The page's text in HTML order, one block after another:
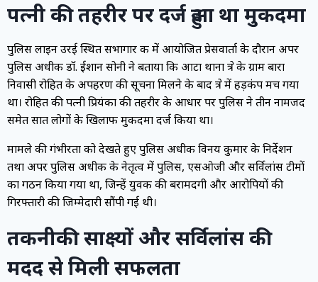
पत्नी की तहरीर पर दर्ज हुआ था मुकदमा
पुलिस लाइन उरई स्थित सभागार कक्ष में आयोजित प्रेसवार्ता के दौरान अपर
पुलिस अधीक्षक डॉ. ईशान सोनी ने बताया कि आटा थाना क्षेत्र के ग्राम बारा
निवासी रोहित के अपहरण की सूचना मिलने के बाद क्षेत्र में हड़कंप मच गया
था। रोहित की पत्नी प्रियंका की तहरीर के आधार पर पुलिस ने तीन नामजद
समेत सात लोगों के खिलाफ मुकदमा दर्ज किया था।
मामले की गंभीरता को देखते हुए पुलिस अधीक्षक विनय कुमार के निर्देशन
तथा अपर पुलिस अधीक्षक के नेतृत्व में पुलिस, एसओजी और सर्विलांस टीमों
का गठन किया गया था, जिन्हें युवक की बरामदगी और आरोपियों की
गिरफ्तारी की जिम्मेदारी सौंपी गई थी।
तकनीकी साक्ष्यों और सर्विलांस की
मदद से मिली सफलता